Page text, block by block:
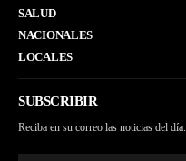
SALUD
NACIONALES
LOCALES
SUBSCRIBIR
Reciba en su correo las noticias del día.